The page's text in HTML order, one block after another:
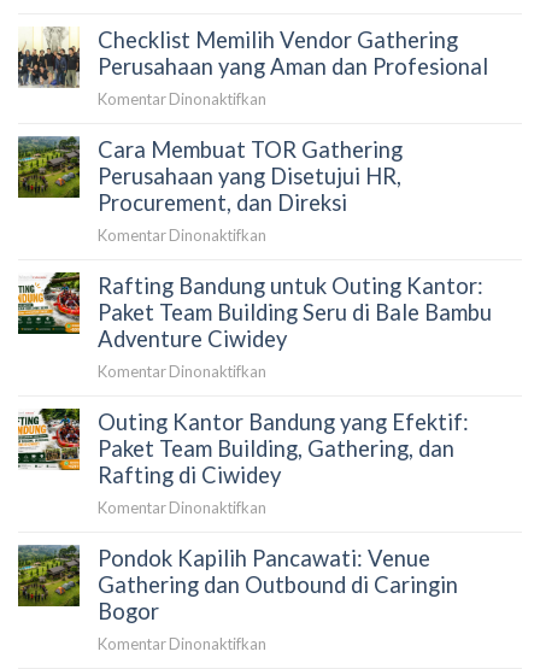
Rumus,
Komponen
Simulasi
Anggaran
Membandingkan
Proposal
Objektif
untuk
Mendapatkan
Tepat
Checklist Memilih Vendor Gathering
Perusahaan yang Aman dan Profesional
Komentar Dinonaktifkan
Memilih
Vendor
Gathering
dan
Profesional
Cara Membuat TOR Gathering
Perusahaan yang Disetujui HR,
Procurement, dan Direksi
Komentar Dinonaktifkan
Membuat
TOR
Gathering
Perusahaan
HR,
Procurement,
dan
Rafting Bandung untuk Outing Kantor:
Paket Team Building Seru di Bale Bambu
Adventure Ciwidey
Komentar Dinonaktifkan
Bandung
untuk
Outing
Kantor:
Building
Seru
Outing Kantor Bandung yang Efektif:
Paket Team Building, Gathering, dan
Rafting di Ciwidey
Komentar Dinonaktifkan
Kantor
Bandung
Pondok Kapilih Pancawati: Venue
Gathering dan Outbound di Caringin
Bogor
Komentar Dinonaktifkan